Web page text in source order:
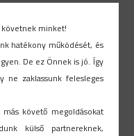
követnek minket!
hatékony működését, és
De ez Önnek is jó. Így
zaklassunk felesleges
követő megoldásokat
külső partnereknek,